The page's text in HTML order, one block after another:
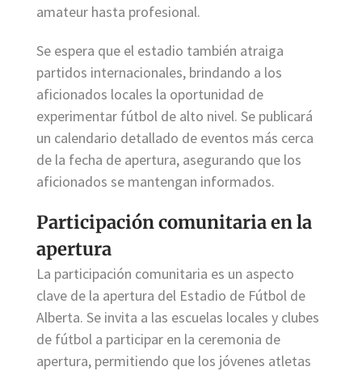
amateur hasta profesional.
Se espera que el estadio también atraiga
partidos internacionales, brindando a los
aficionados locales la oportunidad de
experimentar fútbol de alto nivel. Se publicará
un calendario detallado de eventos más cerca
de la fecha de apertura, asegurando que los
aficionados se mantengan informados.
Participación comunitaria en la
apertura
La participación comunitaria es un aspecto
clave de la apertura del Estadio de Fútbol de
Alberta. Se invita a las escuelas locales y clubes
de fútbol a participar en la ceremonia de
apertura, permitiendo que los jóvenes atletas